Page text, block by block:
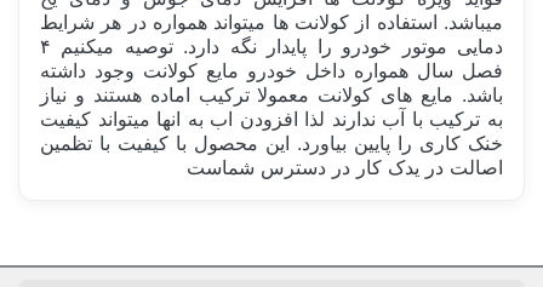
میباشد. استفاده از کولانت ها میتواند همواره در هر شرایط
دمایی موتور خودرو را پایدار نگه دارد. توصیه میکنیم ۴
فصل سال همواره داخل خودرو مایع کولانت وجود داشته
باشد. مایع های کولانت معمولا ترکیب اماده هستند و نیاز
به ترکیب با آب ندارند لذا افزودن اب به انها میتواند کیفیت
خنک کاری را پایین بیاورد. این محصول با کیفیت با تظمین
اصالت در یدک کار در دسترس شماست